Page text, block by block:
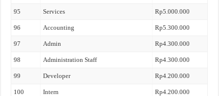
95 Services Rp5.000.000
96 Accounting Rp5.300.000
97 Admin Rp4.300.000
98 Administration Staff Rp4.300.000
99 Developer Rp4.200.000
100 Intern Rp4.200.000